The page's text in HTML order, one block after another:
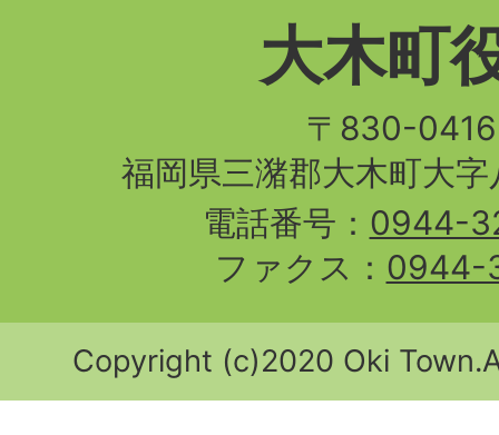
大木町
〒830-
福岡県三潴郡大木町大
電話番号： 0944-
ファクス： 0944-
Copyright (c)2020 Oki